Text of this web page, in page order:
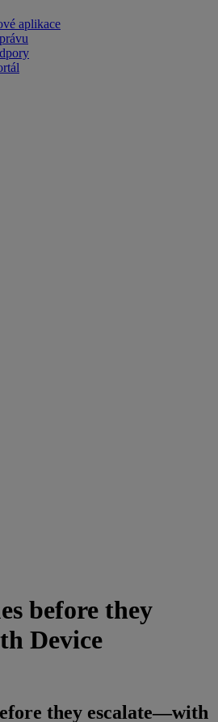
aplikace
before they
Device
they escalate—with